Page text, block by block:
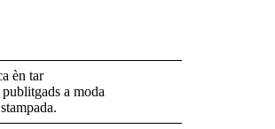
èn tar
a moda